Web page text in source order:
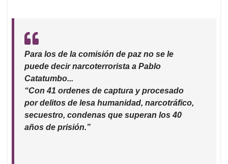
Para los de la comisión de paz no se le
puede decir narcoterrorista a Pablo
Catatumbo...
“Con 41 ordenes de captura y procesado
por delitos de lesa humanidad, narcotráfico,
secuestro, condenas que superan los 40
años de prisión.”